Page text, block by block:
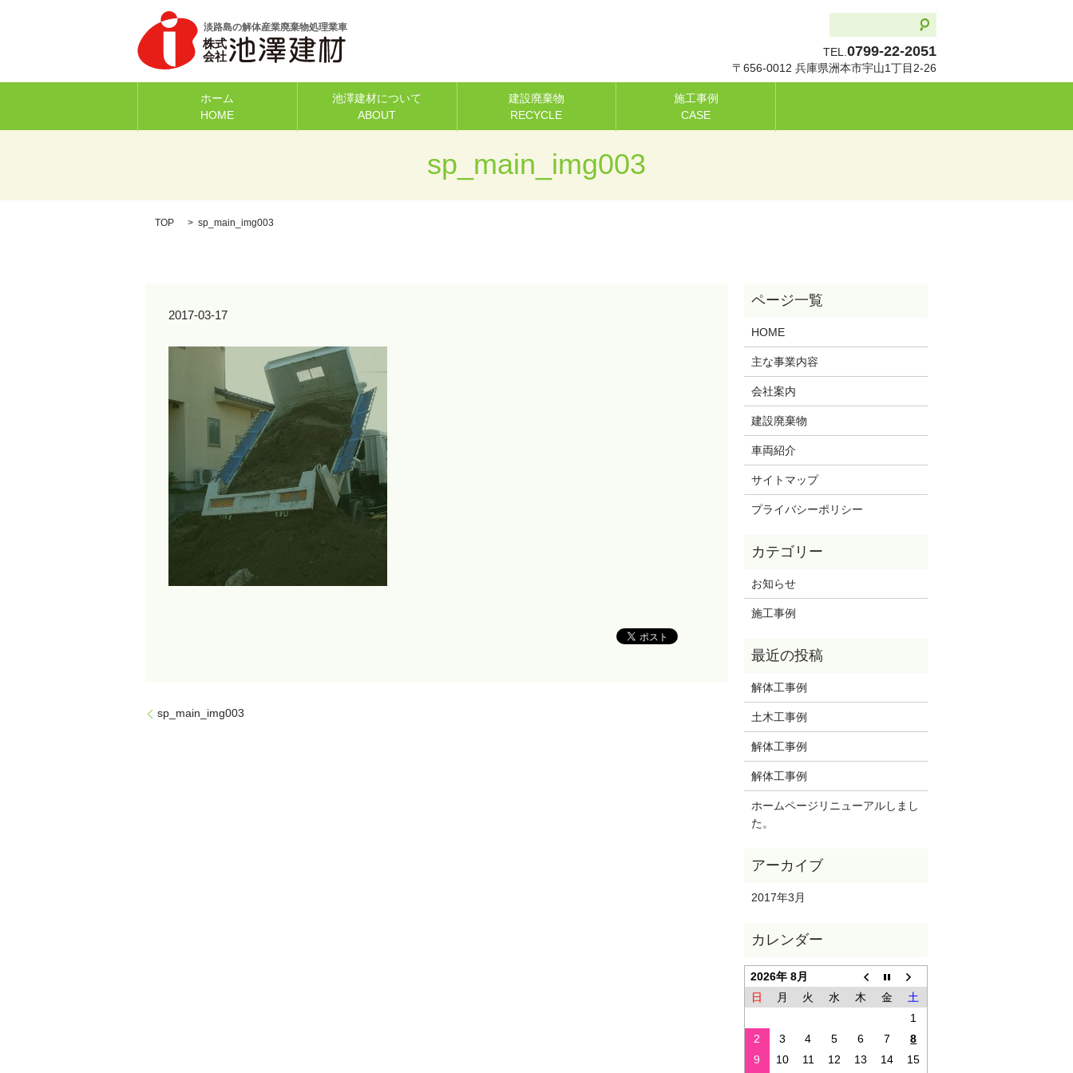
TEL. 0799-22-2051
〒656-0012 兵庫県洲本市宇山1丁目2-26
ホーム
HOME
池澤建材について
ABOUT
建設廃棄物
RECYCLE
施工事例
CASE
sp_main_img003
TOP sp_main_img003
2017-03-17
sp_main_img003
HOME
主な事業内容
会社案内
建設廃棄物
車両紹介
サイトマップ
プライバシーポリシー
お知らせ
施工事例
解体工事例
土木工事例
解体工事例
解体工事例
ホームページリニューアルしまし
た。
2017年3月
2026年 8月
日
月 火 水 木 金
土
1
2
3 4 5 6 7
8
9
10 11 12 13 14 15